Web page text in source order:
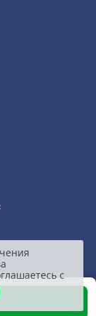
с